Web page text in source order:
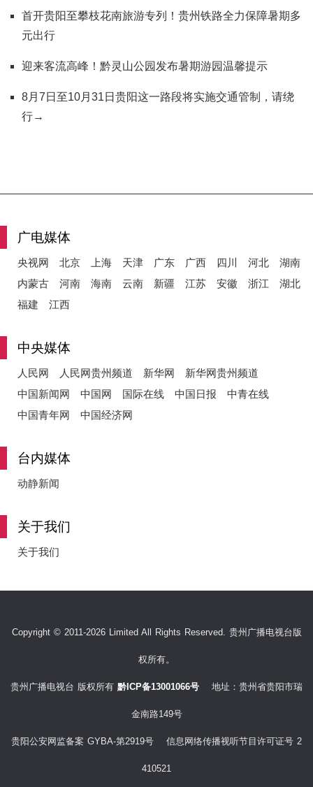
首开贵阳至攀枝花南旅游专列！贵州铁路全力保障暑期多
元出行
迎来客流高峰！黔灵山公园发布暑期游园温馨提示
8月7日至10月31日贵阳这一路段将实施交通管制，请绕
行→
广电媒体
央视网 北京 上海 天津 广东 广西 四川 河北
湖南
内蒙古
河南 海南 云南 新疆 江苏 安徽 浙江
湖北
福建
江西
中央媒体
人民网 人民网贵州频道 新华网
新华网贵州频道
中国新闻网
中国网 国际在线 中国日报
中青在线
中国青年网
中国经济网
台内媒体
动静新闻
关于我们
关于我们
Copyright © 2011-2026 Limited All Rights Reserved. 贵州广播电视台版
权所有。
贵州广播电视台 版权所有 黔ICP备13001066号 地址：贵州省贵阳市瑞
金南路149号
贵阳公安网监备案 GYBA-第2919号 信息网络传播视听节目许可证号 2
410521